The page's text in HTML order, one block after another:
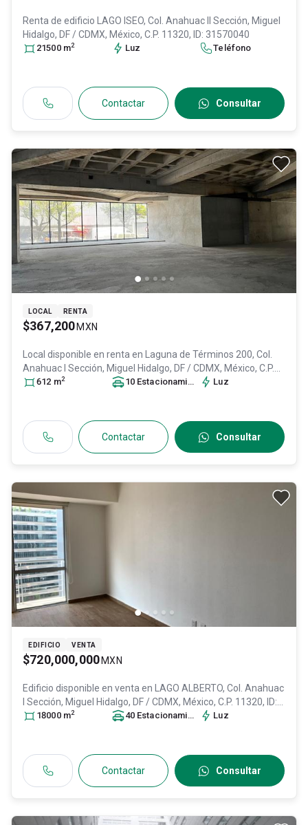
Renta de edificio LAGO ISEO, Col. Anahuac II Sección, Miguel
Hidalgo, DF / CDMX, México, C.P. 11320, ID: 31570040
21500 m2 Luz Teléfono
Contactar Consultar
LOCAL RENTA
$367,200 MXN
Local disponible en renta en
Laguna de Términos 200, Col.
Anahuac I Sección, Miguel Hidalgo, DF / CDMX, México, C.P.
11320, ID:
612 m2 10 Estacionamiento s Luz
Contactar Consultar
EDIFICIO VENTA
$720,000,000 MXN
Edificio disponible en venta en
LAGO ALBERTO, Col. Anahuac
I Sección, Miguel Hidalgo, DF / CDMX, México, C.P. 11320, ID:
31568243
18000 m2 40 Estacionamiento s Luz
Contactar Consultar